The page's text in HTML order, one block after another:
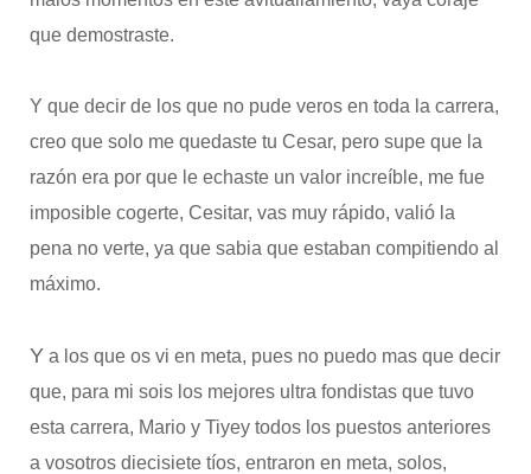
que demostraste.
Y que decir de los que no pude veros en toda la carrera,
creo que solo me quedaste tu Cesar, pero supe que la
razón era por que le echaste un valor increíble, me fue
imposible cogerte, Cesitar, vas muy rápido, valió la
pena no verte, ya que sabia que estaban compitiendo al
máximo.
Ya los que os vi en meta, pues no puedo mas que decir
que, para mi sois los mejores ultra fondistas que tuvo
esta carrera, Mario y Tiyey todos los puestos anteriores
a vosotros diecisiete tíos, entraron en meta, solos,